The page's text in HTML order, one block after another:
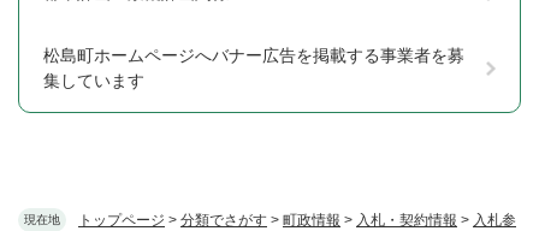
現在地 トップページ > 分類でさがす > 町政情報 > 入札・契約情報 > 入札参
松島町ホームページへバナー広告を掲載する事業者を募
集しています